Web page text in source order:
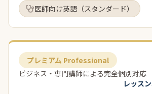
医師向け英語（スタンダード）
プレミアム Professional
ビジネス・専門講師による完全個別対応
レッス